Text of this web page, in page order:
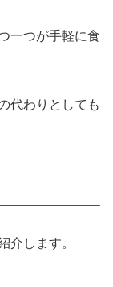
一つが手軽に食
代わりとしても
介します。